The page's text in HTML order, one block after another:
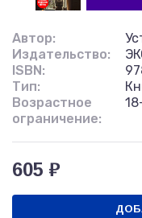
Автор:
Издательство:
ISBN:
Тип:
Возрастное
ограничение:
605 ₽